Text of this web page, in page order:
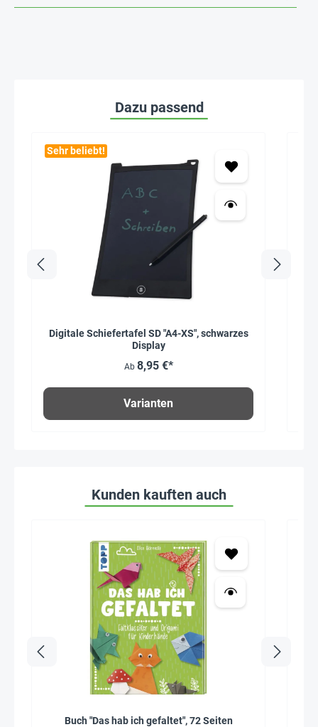
Dazu passend
Sehr beliebt!
Digitale Schiefertafel SD "A4-XS", schwarzes
Display
Ab 8,95 €*
Varianten
Kunden kauften auch
Buch "Das hab ich gefaltet", 72 Seiten